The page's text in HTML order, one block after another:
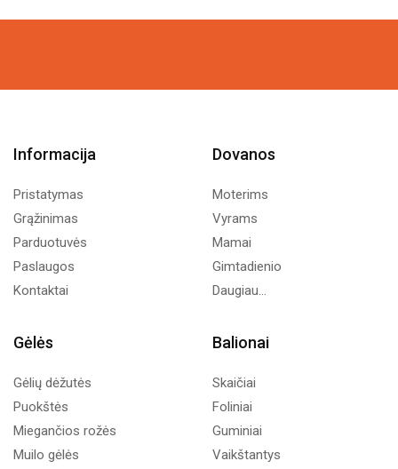
was: is:
was:
is:
Informacija
Pristatymas
Grąžinimas
Parduotuvės
Paslaugos
Kontaktai
Dovanos
Moterims
Vyrams
Mamai
Gimtadienio
Daugiau...
Gėlės
Gėlių dėžutės
Puokštės
Miegančios rožės
Muilo gėlės
Balionai
Skaičiai
Foliniai
Guminiai
Vaikštantys